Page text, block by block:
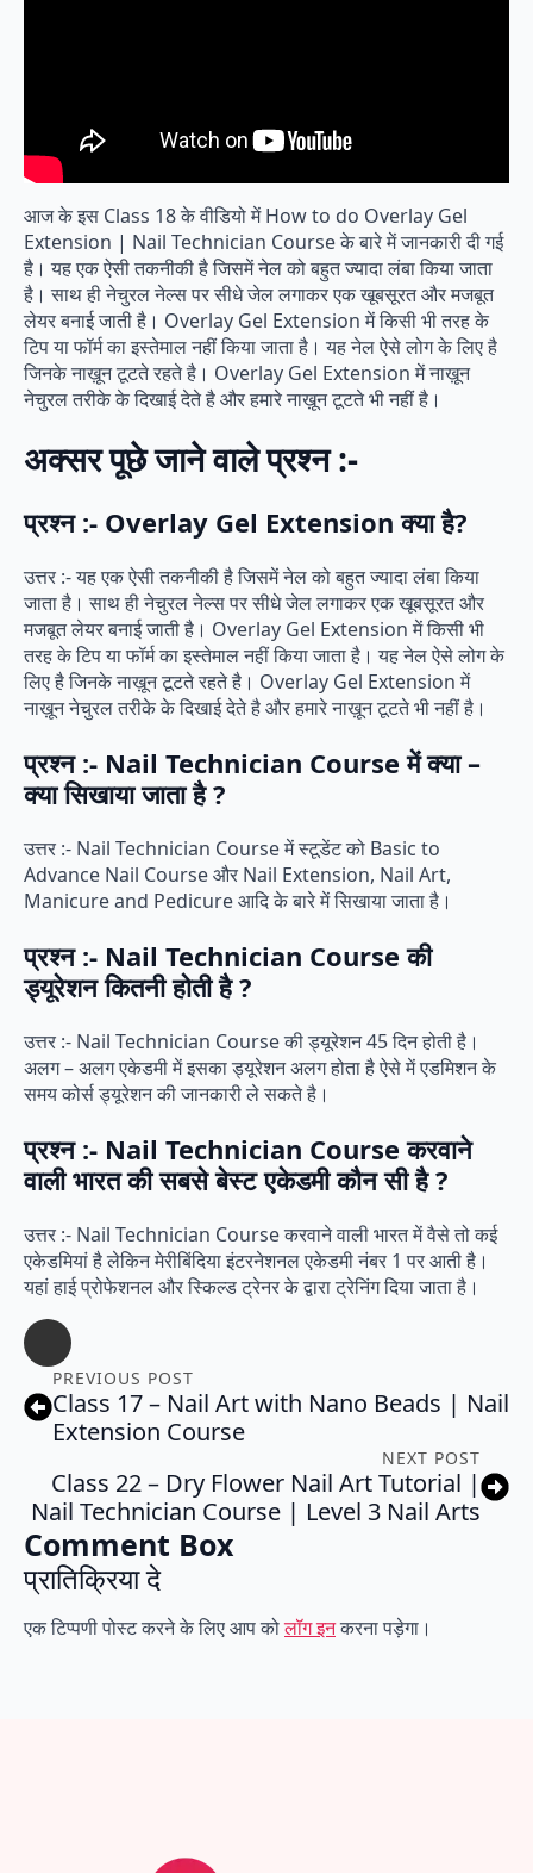
आज के इस Class 18 के वीडियो में How to do Overlay Gel
Extension | Nail Technician Course के बारे में जानकारी दी गई
है। यह एक ऐसी तकनीकी है जिसमें नेल को बहुत ज्यादा लंबा किया जाता
है। साथ ही नेचुरल नेल्स पर सीधे जेल लगाकर एक खूबसूरत और मजबूत
लेयर बनाई जाती है। Overlay Gel Extension में किसी भी तरह के
टिप या फॉर्म का इस्तेमाल नहीं किया जाता है। यह नेल ऐसे लोग के लिए है
जिनके नाख़ून टूटते रहते है। Overlay Gel Extension में नाख़ून
नेचुरल तरीके के दिखाई देते है और हमारे नाख़ून टूटते भी नहीं है।
अक्सर पूछे जाने वाले प्रश्न :-
प्रश्न :- Overlay Gel Extension क्या है?
उत्तर :- यह एक ऐसी तकनीकी है जिसमें नेल को बहुत ज्यादा लंबा किया
जाता है। साथ ही नेचुरल नेल्स पर सीधे जेल लगाकर एक खूबसूरत और
मजबूत लेयर बनाई जाती है। Overlay Gel Extension में किसी भी
तरह के टिप या फॉर्म का इस्तेमाल नहीं किया जाता है। यह नेल ऐसे लोग के
लिए है जिनके नाख़ून टूटते रहते है। Overlay Gel Extension में
नाख़ून नेचुरल तरीके के दिखाई देते है और हमारे नाख़ून टूटते भी नहीं है।
प्रश्न :- Nail Technician Course में क्या –
क्या सिखाया जाता है ?
उत्तर :- Nail Technician Course में स्टूडेंट को Basic to
Advance Nail Course और Nail Extension, Nail Art,
Manicure and Pedicure आदि के बारे में सिखाया जाता है।
प्रश्न :- Nail Technician Course की
ड्यूरेशन कितनी होती है ?
उत्तर :- Nail Technician Course की ड्यूरेशन 45 दिन होती है।
अलग – अलग एकेडमी में इसका ड्यूरेशन अलग होता है ऐसे में एडमिशन के
समय कोर्स ड्यूरेशन की जानकारी ले सकते है।
प्रश्न :- Nail Technician Course करवाने
वाली भारत की सबसे बेस्ट एकेडमी कौन सी है ?
उत्तर :- Nail Technician Course करवाने वाली भारत में वैसे तो कई
एकेडमियां है लेकिन मेरीबिंदिया इंटरनेशनल एकेडमी नंबर 1 पर आती है।
यहां हाई प्रोफेशनल और स्किल्ड ट्रेनर के द्वारा ट्रेनिंग दिया जाता है।
PREVIOUS POST
Class 17 – Nail Art with Nano Beads | Nail
Extension Course
NEXT POST
Class 22 – Dry Flower Nail Art Tutorial |
Nail Technician Course | Level 3 Nail Arts
Comment Box
प्रातिक्रिया दे
एक टिप्पणी पोस्ट करने के लिए आप कोलॉग इनकरना पड़ेगा।